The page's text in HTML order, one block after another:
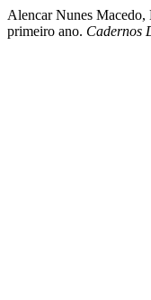
Alencar Nunes
primeiro ano. Cadernos